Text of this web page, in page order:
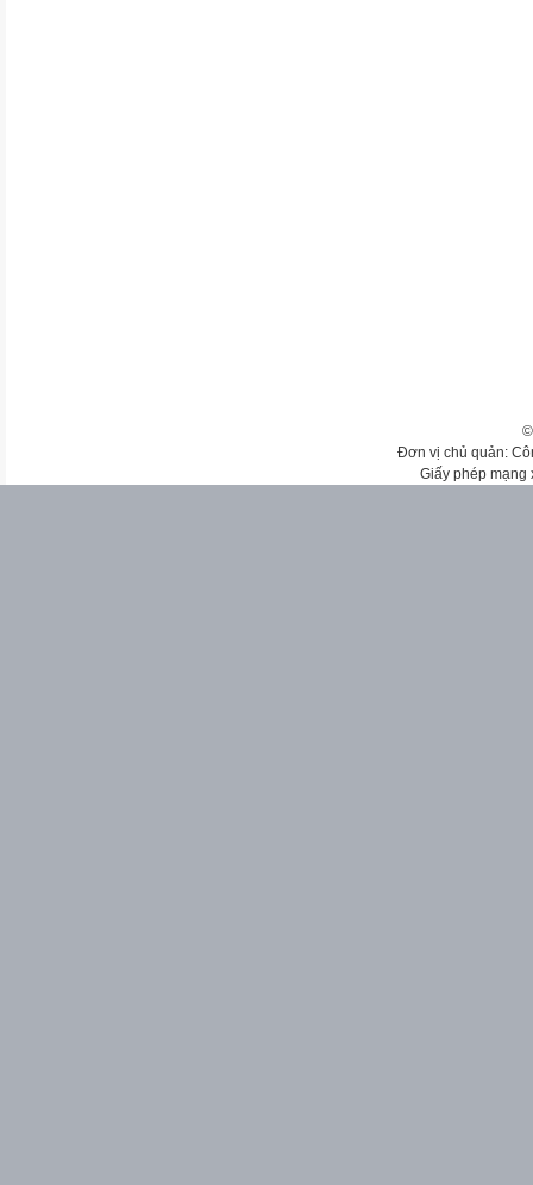
Đơn vị chủ quản:
Giấy phép mạng